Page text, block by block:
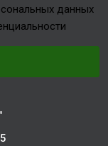
данных